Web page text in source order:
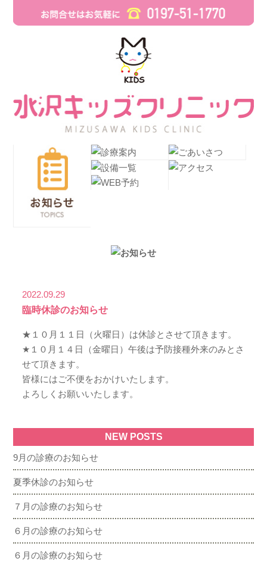
2022.09.29
臨時休診のお知らせ
★１０月１１日（火曜日）は休診とさせて頂きます。
★１０月１４日（金曜日）午後は予防接種外来のみとさ
せて頂きます。
皆様にはご不便をおかけいたします。
よろしくお願いいたします。
NEW POSTS
9月の診療のお知らせ
夏季休診のお知らせ
７月の診療のお知らせ
６月の診療のお知らせ
６月の診療のお知らせ